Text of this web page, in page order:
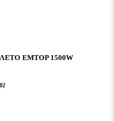
EMTOP 1500W